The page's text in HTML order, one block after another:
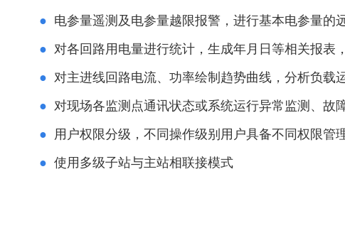
● 电参量遥测及电参量越限报警，进行基本电参量的
● 对各回路用电量进行统计，生成年月日等相关报表
● 对主进线回路电流、功率绘制趋势曲线，分析负载
● 对现场各监测点通讯状态或系统运行异常监测、故
● 用户权限分级，不同操作级别用户具备不同权限管
● 使用多级子站与主站相联接模式